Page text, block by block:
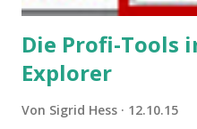
Die Profi-Tools
Explorer
Von Sigrid Hess 12.10.15